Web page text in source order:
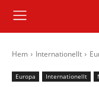
Hem Internationellt
Europa Internationellt